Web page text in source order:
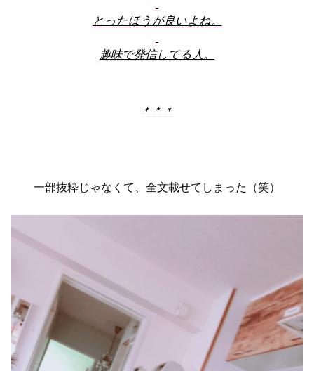
とったほうが良いよね。
趣味で発信してる人。
＊＊＊
一部抜粋じゃなくて、全文載せてしまった（笑）